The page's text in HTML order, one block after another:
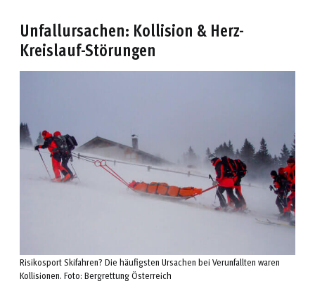
Unfallursachen: Kollision & Herz-
Kreislauf-Störungen
Risikosport Skifahren? Die häufigsten Ursachen bei Verunfallten waren
Kollisionen. Foto: Bergrettung Österreich